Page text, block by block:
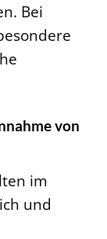
Bei
von
im
und